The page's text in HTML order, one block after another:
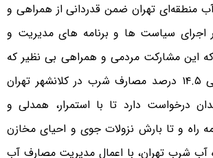
منطقه‌ای تهران ضمن قدردانی از همراهی و
اجرای سیاست ها و برنامه های مدیریت و
مشارکت مردمی و همراهی بی نظیر که
منجر به صرفه جویی ۱۴.۵ درصد مصارف شرب در کلانشهر تهران
درخواست دارد تا با استمرار، همدلی و
راه و تا بارش نزولات جوی و احیای مخازن
آب شرب تهران، با اعمال مدیریت مصارف آب